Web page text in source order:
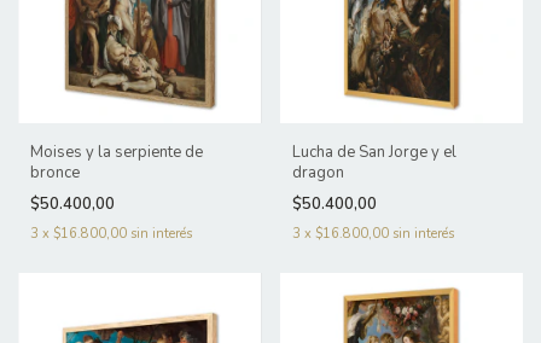
Moises y la serpiente de
bronce
$50.400,00
3 x $16.800,00 sin interés
Lucha de San Jorge y el
dragon
$50.400,00
3 x $16.800,00 sin interés